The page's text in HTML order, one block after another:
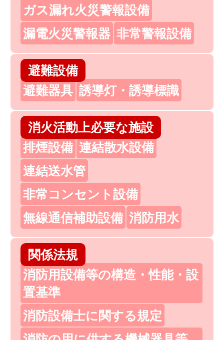
ガス漏れ火災警報設備
漏電火災警報器 非常警報設備
避難設備
避難器具 誘導灯・誘導標識
消火活動上必要な施設
排煙設備 連結散水設備
連結送水管
非常コンセント設備
無線通信補助設備 消防用水
関係法規
消防用設備等の構造・性能・設
置基準
消防設備士に関する規定